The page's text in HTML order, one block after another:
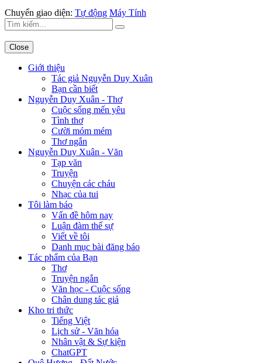
Chuyển giao diện: Tự động Máy Tính
Close
Giới thiệu
Tác giả Nguyễn Duy Xuân
Bạn cần biết
Nguyễn Duy Xuân - Thơ
Cuộc sống mến yêu
Tình thơ
Cười móm mém
Thơ ngắn
Nguyễn Duy Xuân - Văn
Tạp văn
Truyện
Chuyện các cháu
Nhạc của tui
Tôi làm báo
Vấn đề hôm nay
Luận đàm thế sự
Viết về tôi
Danh mục bài đăng báo
Tác phẩm của Bạn
Thơ
Truyện ngắn
Văn học - Cuộc sống
Chân dung tác giả
Kho tri thức
Tiếng Việt
Lịch sử - Văn hóa
Nhân vật & Sự kiện
ChatGPT